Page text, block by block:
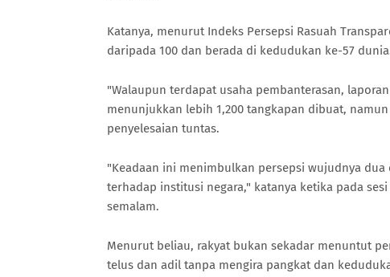
Katanya, menurut Indeks Persepsi Rasuah
daripada 100 dan berada di kedudukan ke-57
"Walaupun terdapat usaha pembanterasan,
menunjukkan lebih 1,200 tangkapan dibuat,
penyelesaian tuntas.
"Keadaan ini menimbulkan persepsi wujudnya
terhadap institusi negara," katanya ketika pada
semalam.
Menurut beliau, rakyat bukan sekadar menuntut
telus dan adil tanpa mengira pangkat dan